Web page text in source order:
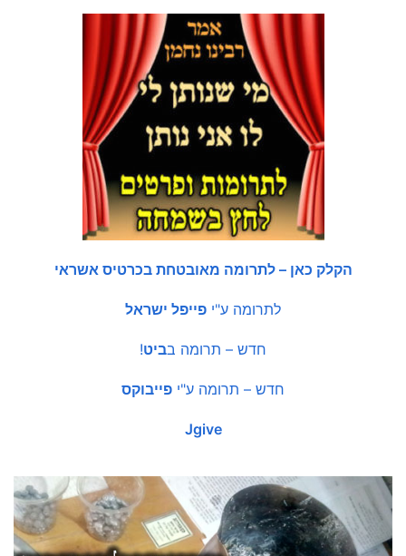
הקלק כאן – לתרומה מאובטחת בכרטיס אשראי
לתרומה ע"י פייפל ישראל
חדש – תרומה בביט!
חדש – תרומה ע"י פייבוקס
Jgive